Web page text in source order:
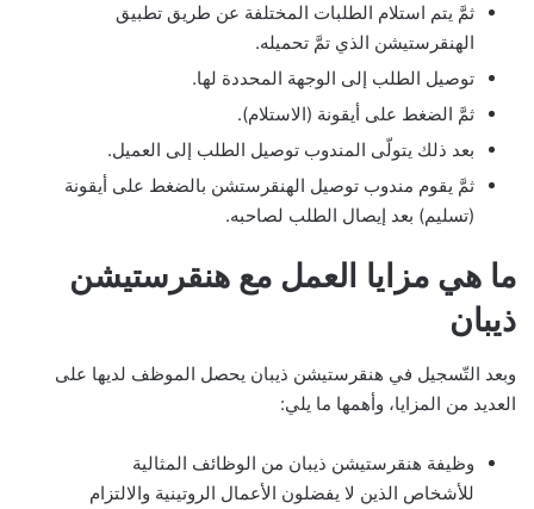
ثمَّ يتم استلام الطلبات المختلفة عن طريق تطبيق
الهنقرستيشن الذي تمَّ تحميله.
توصيل الطلب إلى الوجهة المحددة لها.
ثمَّ الضغط على أيقونة (الاستلام).
بعد ذلك يتولّى المندوب توصيل الطلب إلى العميل.
ثمَّ يقوم مندوب توصيل الهنقرستشن بالضغط على أيقونة
(تسليم) بعد إيصال الطلب لصاحبه.
ما هي مزايا العمل مع هنقرستيشن
ذيبان
وبعد التّسجيل في هنقرستيشن ذيبان يحصل الموظف لديها على
العديد من المزايا، وأهمها ما يلي:
وظيفة هنقرستيشن ذيبان من الوظائف المثالية
للأشخاص الذين لا يفضلون الأعمال الروتينية والالتزام